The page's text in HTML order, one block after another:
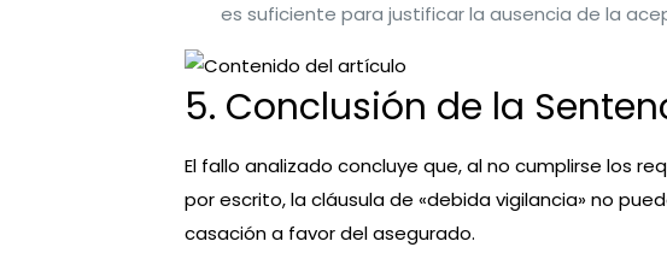
es suficiente para justificar la ausencia de la
5. Conclusión de la
El fallo analizado concluye que, al no cumplirse los
por escrito, la cláusula de «debida vigilancia» no
casación a favor del asegurado.